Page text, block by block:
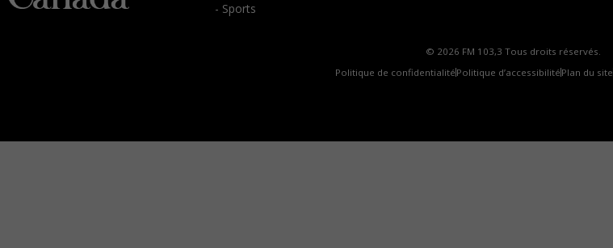
- Sports
© 2026 FM 103,3 Tous droits réservés.
Politique de confidentialité Politique d’accessibilité Plan du site